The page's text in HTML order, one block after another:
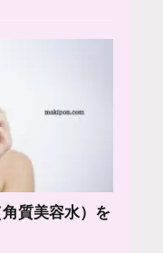
質美容水）を